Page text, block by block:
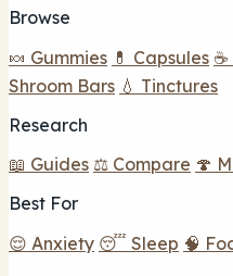
Browse
🍬 Gummies 💊 Capsules
Shroom Bars 💧 Tinctures
Research
📖 Guides ⚖️ Compare 🍄
Best For
😌 Anxiety 😴 Sleep 🧠